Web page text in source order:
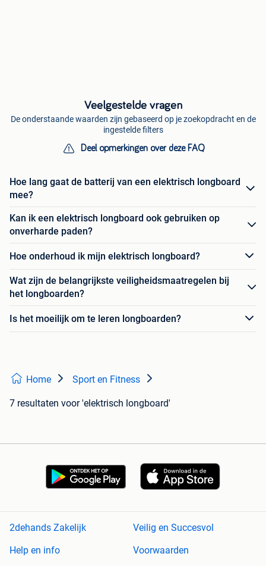
Veelgestelde vragen
De onderstaande waarden zijn gebaseerd op je zoekopdracht en de
ingestelde filters
Deel opmerkingen over deze FAQ
Hoe lang gaat de batterij van een elektrisch longboard
mee?
Kan ik een elektrisch longboard ook gebruiken op
onverharde paden?
Hoe onderhoud ik mijn elektrisch longboard?
Wat zijn de belangrijkste veiligheidsmaatregelen bij
het longboarden?
Is het moeilijk om te leren longboarden?
Home Sport en Fitness
7 resultaten voor 'elektrisch longboard'
2dehands Zakelijk
Veilig en Succesvol
Help en info
Voorwaarden